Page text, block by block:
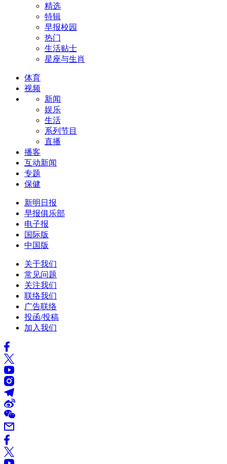
精选
特辑
早报校园
热门
生活贴士
星座与生肖
体育
视频
新闻
娱乐
生活
系列节目
直播
播客
互动新闻
专题
保健
新明日报
早报俱乐部
电子报
国际版
中国版
关于我们
常见问题
关注我们
联络我们
广告联络
投函/投稿
加入我们